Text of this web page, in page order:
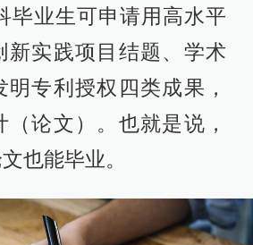
毕业生可申请用高水平
新实践项目结题、学术
专利授权四类成果，
论文）。也就是说，
也能毕业。